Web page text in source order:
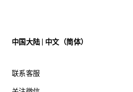
中国大陆 | 中文（简体）
联系客服